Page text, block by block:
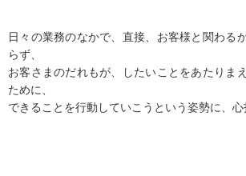
日々の業務のなかで、直接、お客様と関わる
らず、
お客さまのだれもが、したいことをあたりま
ために、
できることを行動していこうという姿勢に、心